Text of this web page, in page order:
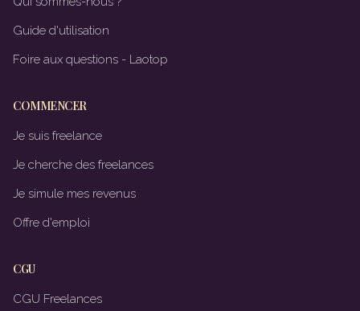
Guide d'utilisation
Foire aux questions - Laotop
COMMENCER
Je suis freelance
Je cherche des freelances
Je simule mes revenus
Offre d'emploi
CGU
CGU Freelances